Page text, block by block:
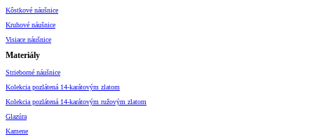
Kôstkové náušnice
Kruhové náušnice
Visiace náušnice
Materiály
Strieborné náušnice
Kolekcia pozlátená 14-karátovým zlatom
Kolekcia pozlátená 14-karátovým ružovým zlatom
Glazúra
Kamene